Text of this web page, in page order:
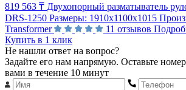
819 563 ₸ Двухопорный разматыватель
DRS-1250 Размеры: 1910х1100х1015
Transformer
11 отзывов
Купить в 1 клик
Не нашли ответ на вопрос?
Задайте его нам напрямую. Оставьте
вами в течение 10 минут